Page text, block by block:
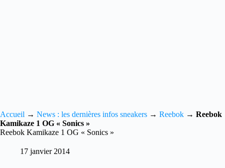
Accueil → News : les dernières infos sneakers → Reebok → Reebok
Kamikaze 1 OG « Sonics »
Reebok Kamikaze 1 OG « Sonics »
17 janvier 2014